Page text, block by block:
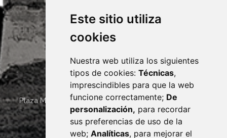
Este sitio utiliza
cookies
Nuestra web utiliza los siguientes
tipos de cookies: Técnicas,
imprescindibles para que la web
funcione correctamente; De
personalización, para recordar
sus preferencias de uso de la
web; Analíticas, para mejorar el
Plaza Mayor 4 22400 MONZÓN - ARAGÓN (ESPAÑA)
· (34) 974 400 700 ·
sac@monzon.es